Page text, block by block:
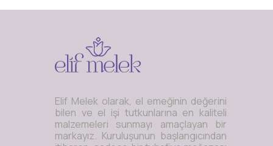
Elif Melek olarak, el emeğinin değerini
bilen ve el işi tutkunlarına en kaliteli
malzemeleri sunmayı amaçlayan bir
markayız. Kuruluşunun başlangıcından